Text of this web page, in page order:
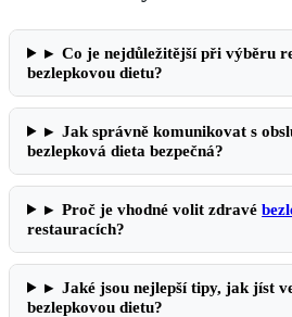
▸ Co je nejdůležitější při výběru
bezlepkovou dietu?
▸ Jak správně komunikovat s
bezlepková dieta bezpečná?
▸ Proč je vhodné volit zdravé
restauracích?
▸ Jaké jsou nejlepší tipy, jak jíst
bezlepkovou dietu?